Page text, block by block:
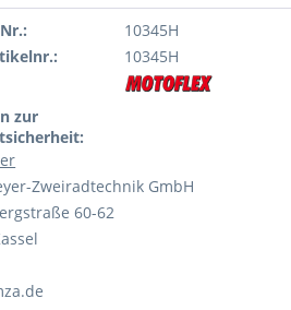
10345H
10345H
zur
Zweiradtechnik GmbH
60-62